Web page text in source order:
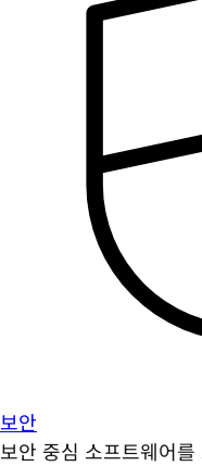
보안
보안 중심 소프트웨어